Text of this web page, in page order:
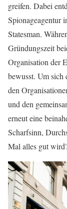
greifen. Dabei
Spionageagentur
Statesman.
Gründungszeit
Organisation der
bewusst. Um sich
den
und den
erneut eine
Scharfsinn,
Mal alles gut